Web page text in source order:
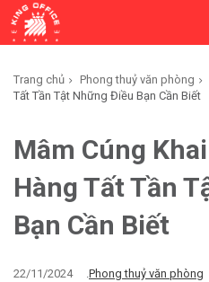
Trang chủ Phong thuỷ văn phòng
Tất Tần Tật Những Điều Bạn Cần Biết
Mâm Cúng
Hàng Tất Tần
Bạn Cần Biết
22/11/2024 Phong thuỷ văn phòng